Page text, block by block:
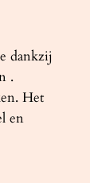
dankzij
.
Het
en